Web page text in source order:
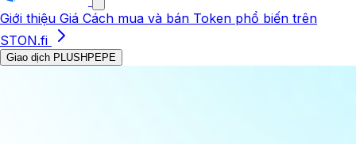
Giới thiệu Giá Cách mua và bán Token phổ biến trên
STON.fi
Giao dịch PLUSHPEPE